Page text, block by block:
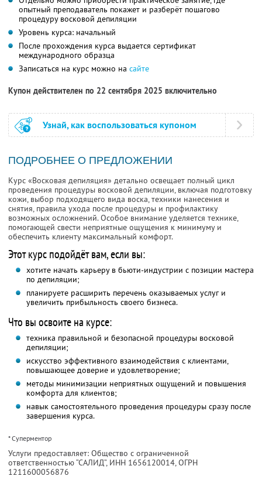
опытный преподаватель покажет и разберёт пошагово
процедуру восковой депиляции
Уровень курса: начальный
После прохождения курса выдается сертификат
международного образца
Записаться на курс можно на сайте
Купон действителен по 22 сентября 2025 включительно
Узнай, как воспользоваться купоном
ПОДРОБНЕЕ О ПРЕДЛОЖЕНИИ
Курс «Восковая депиляция» детально освещает полный цикл
проведения процедуры восковой депиляции, включая подготовку
кожи, выбор подходящего вида воска, техники нанесения и
снятия, правила ухода после процедуры и профилактику
возможных осложнений. Особое внимание уделяется технике,
помогающей свести неприятные ощущения к минимуму и
обеспечить клиенту максимальный комфорт.
Этот курс подойдёт вам, если вы:
хотите начать карьеру в бьюти-индустрии с позиции мастера
по депиляции;
планируете расширить перечень оказываемых услуг и
увеличить прибыльность своего бизнеса.
Что вы освоите на курсе:
техника правильной и безопасной процедуры восковой
депиляции;
искусство эффективного взаимодействия с клиентами,
повышающее доверие и удовлетворение;
методы минимизации неприятных ощущений и повышения
комфорта для клиентов;
навык самостоятельного проведения процедуры сразу после
завершения курса.
* Суперментор
Услуги предоставляет: Общество с ограниченной
ответственностью “САЛИД”, ИНН 1656120014, ОГРН
1211600056876